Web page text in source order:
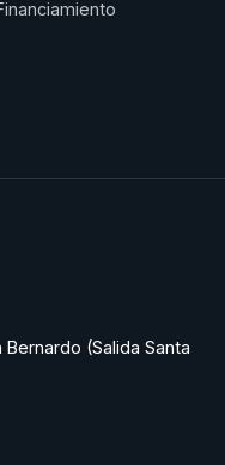
(Salida Santa